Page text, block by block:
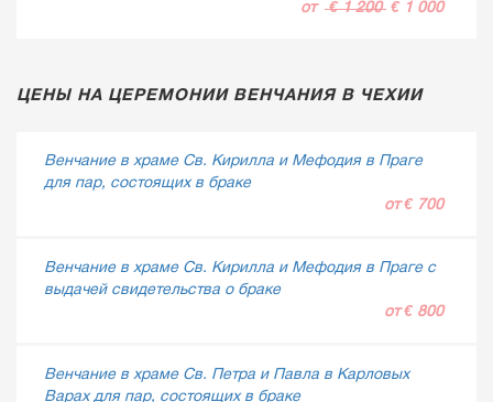
от € 1 200 € 1 000
ЦЕНЫ НА ЦЕРЕМОНИИ ВЕНЧАНИЯ В ЧЕХИИ
Венчание в храме Св. Кирилла и Мефодия в Праге
для пар, состоящих в браке
от € 700
Венчание в храме Св. Кирилла и Мефодия в Праге с
выдачей свидетельства о браке
от € 800
Венчание в храме Св. Петра и Павла в Карловых
Варах для пар, состоящих в браке